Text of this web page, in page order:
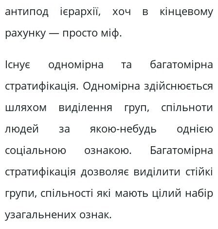
антипод ієрархії, хоч в кінцевому
рахунку — просто міф.
Існує одномірна та багатомірна
стратифікація. Одномірна здійснюється
шляхом виділення груп, спільноти
людей за якою-небудь однією
соціальною ознакою. Багатомірна
стратифікація дозволяє виділити стійкі
групи, спільності які мають цілий набір
узагальнених ознак.